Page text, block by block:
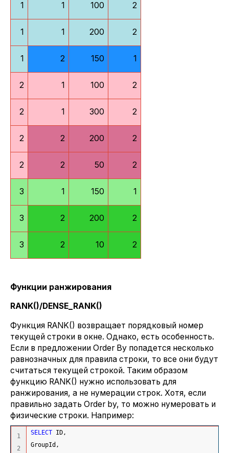
1 1 100 2
1 1 200 2
1 2 150 1
2 1 100 2
2 1 300 2
2 2 200 2
2 2 50 2
3 1 150 1
3 2 200 2
3 2 10 2
Функции ранжирования
RANK()/DENSE_RANK()
Функция RANK() возвращает порядковый номер
текущей строки в окне. Однако, есть особенность.
Если в предложении Order By попадется несколько
равнозначных для правила строки, то все они будут
считаться текущей строкой. Таким образом
функцию RANK() нужно использовать для
ранжирования, а не нумерации строк. Хотя, если
правильно задать Order by, то можно нумеровать и
физические строки. Например:
1
2
SELECT ID,
GroupId,